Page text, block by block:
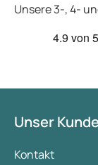
Unsere 3-, 4-
4.9 von 5
Unser
Kontakt